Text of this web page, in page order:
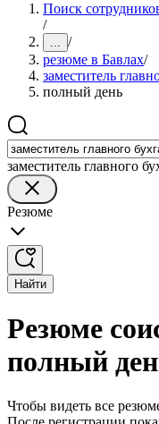
Поиск
/
... /
резюме в Бавлах/
заместитель
полный день
заместитель главного
Резюме
Найти
Резюме
полный
Чтобы видеть все